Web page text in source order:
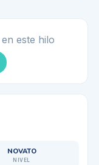
este hilo
NOVATO
NIVEL